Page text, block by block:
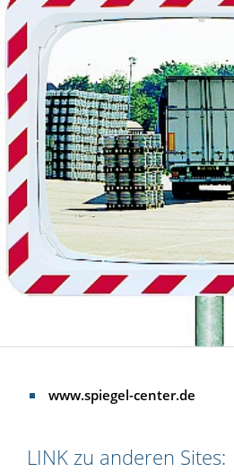
www.spiegel-center.de
LINK zu anderen Sites: